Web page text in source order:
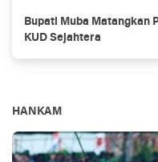
Bupati Muba Matangkan
KUD Sejahtera
HANKAM